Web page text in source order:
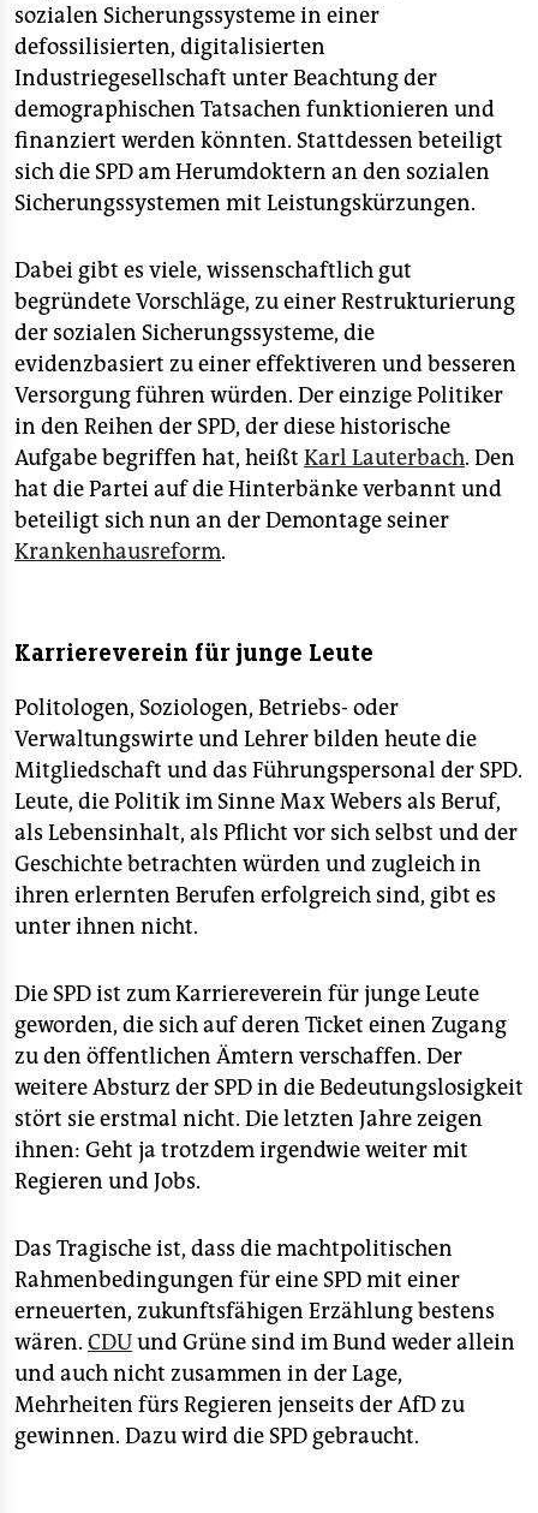
sozialen Sicherungssysteme in einer
defossilisierten, digitalisierten
Industriegesellschaft unter Beachtung der
demographischen Tatsachen funktionieren und
finanziert werden könnten. Stattdessen beteiligt
sich die SPD am Herumdoktern an den sozialen
Sicherungssystemen mit Leistungskürzungen.
Dabei gibt es viele, wissenschaftlich gut
begründete Vorschläge, zu einer Restrukturierung
der sozialen Sicherungssysteme, die
evidenzbasiert zu einer effektiveren und besseren
Versorgung führen würden. Der einzige Politiker
in den Reihen der SPD, der diese historische
Aufgabe begriffen hat, heißt Karl Lauterbach. Den
hat die Partei auf die Hinterbänke verbannt und
beteiligt sich nun an der Demontage seiner
Krankenhausreform.
Karriereverein für junge Leute
Politologen, Soziologen, Betriebs- oder
Verwaltungswirte und Lehrer bilden heute die
Mitgliedschaft und das Führungspersonal der SPD.
Leute, die Politik im Sinne Max Webers als Beruf,
als Lebensinhalt, als Pflicht vor sich selbst und der
Geschichte betrachten würden und zugleich in
ihren erlernten Berufen erfolgreich sind, gibt es
unter ihnen nicht.
Die SPD ist zum Karriereverein für junge Leute
geworden, die sich auf deren Ticket einen Zugang
zu den öffentlichen Ämtern verschaffen. Der
weitere Absturz der SPD in die Bedeutungslosigkeit
stört sie erstmal nicht. Die letzten Jahre zeigen
ihnen: Geht ja trotzdem irgendwie weiter mit
Regieren und Jobs.
Das Tragische ist, dass die machtpolitischen
Rahmenbedingungen für eine SPD mit einer
erneuerten, zukunftsfähigen Erzählung bestens
wären. CDUund Grüne sind im Bund weder allein
und auch nicht zusammen in der Lage,
Mehrheiten fürs Regieren jenseits der AfD zu
gewinnen. Dazu wird die SPD gebraucht.